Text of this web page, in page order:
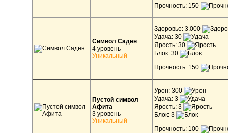
Прочность: 150
Символ Саден
4 уровень
Уникальный
Здоровье: 3.000
Удача: 30
Ярость: 30
Блок: 30
Прочность: 150
Пустой символ
Афита
3 уровень
Уникальный
Урон: 300
Удача: 3
Ярость: 3
Блок: 3
Прочность: 100